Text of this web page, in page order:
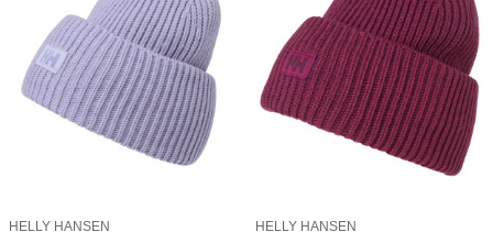
HELLY HANSEN HELLY HANSEN